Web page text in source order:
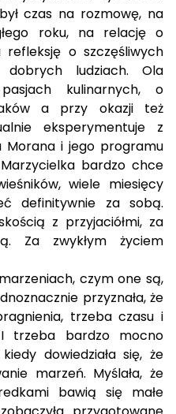
czas na rozmowę, na
roku, na relację o
o szczęśliwych
ludziach. Ola
kulinarnych, o
a przy okazji też
eksperymentuje z
i jego programu
Marzycielka bardzo chce
wiele miesięcy
definitywnie za sobą.
z przyjaciółmi, za
Za zwykłym życiem
czym one są,
przyznała, że
trzeba czasu i
trzeba bardzo mocno
dowiedziała się, że
marzeń. Myślała, że
bawią się małe